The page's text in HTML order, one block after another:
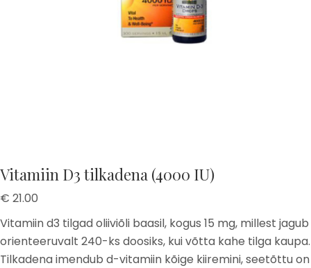
Vitamiin D3 tilkadena (4000 IU)
€ 21.00
Vitamiin d3 tilgad oliiviõli baasil, kogus 15 mg, millest jagub
orienteeruvalt 240-ks doosiks, kui võtta kahe tilga kaupa.
Tilkadena imendub d-vitamiin kõige kiiremini, seetõttu on